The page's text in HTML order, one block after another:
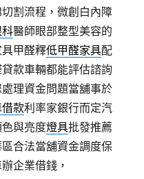
割流程，微創白內障
科醫師眼部整型美容的
甲醛釋低甲醛家具配
款車輛都能評估諮詢
理資金問題當舖事於
款利率家銀行而定汽
與亮度燈具批發推薦
合法當舖資金調度保
企業借錢，